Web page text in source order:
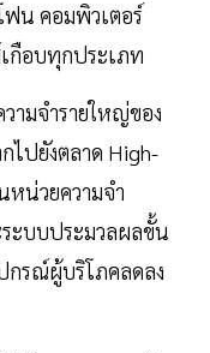
น คอมพิวเตอร์
กือบทุกประเภท
ามจำรายใหญ่ของ
ไปยังตลาด High-
หน่วยความจำ
ระบบประมวลผลขั้น
กรณ์ผู้บริโภคลดลง